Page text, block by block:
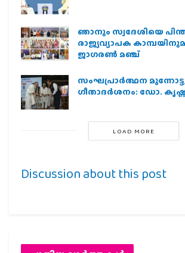
ഞാനും സ്വദേശിയെ
രാജ്യവ്യാപക
ജാഗരണ്‍ മഞ്ച്
സംഘപ്രാര്‍ത്ഥന
ഗീതാദര്‍ശനം: ഡോ.
LOAD MORE
Discussion about this post